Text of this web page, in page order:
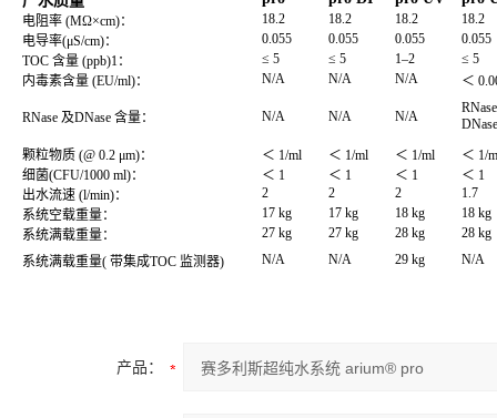
电阻率 (MΩ×cm)： 18.2 18.2 18.2
18.2
电导率(μS/cm)：
0.055 0.055 0.055
0.055
TOC 含量 (ppb)1：
≤ 5 ≤ 5 1–2
≤ 5
内毒素含量 (EU/ml)：
N/A N/A N/A ＜
RNase 及DNase 含量： N/A N/A N/A
颗粒物质 (@ 0.2 μm)：
＜ 1/ml ＜ 1/ml ＜ 1/ml
＜ 1/
细菌(CFU/1000 ml)：
＜ 1 ＜ 1 ＜ 1
＜ 1
出水流速 (l/min)：
2 2 2
1.7
系统空载重量：
17 kg 17 kg 18 kg
18 kg
系统满载重量：
27 kg 27 kg 28 kg
28 kg
系统满载重量( 带集成TOC 监测器)
N/A N/A 29 kg N/A
产品：